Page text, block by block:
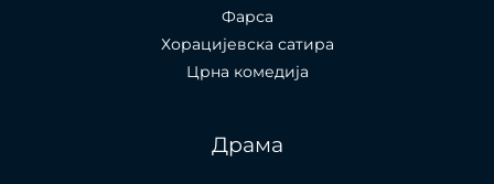
Фарса
Хорацијевска сатира
Црна комедија
Драма